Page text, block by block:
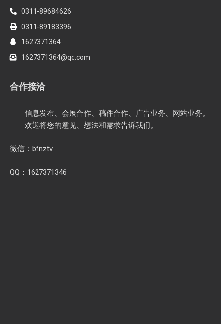
0311-89684626
0311-89183396
1627371364
1627371364@qq.com
合作接洽
信息发布、会展合作、稿件合作、广告业务、网站业务。
欢迎将您的意见、想法和需求告诉我们。
微信：bfnztv
QQ：1627371346